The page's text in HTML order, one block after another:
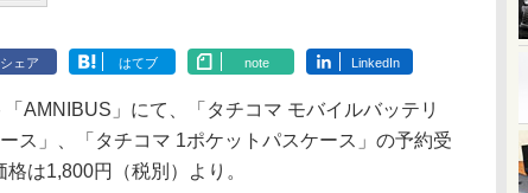
シェア はてブ note LinkedIn
AMNIBUS」にて、「タチコマ モバイルバッテリ
ス」、「タチコマ 1ポケットパスケース」の予約受
は1,800円（税別）より。